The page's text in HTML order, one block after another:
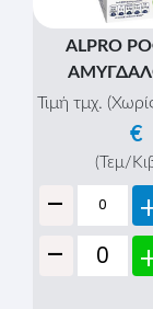
ALPRO
Τιμή τμχ.
€
(Τεμ/
-
-